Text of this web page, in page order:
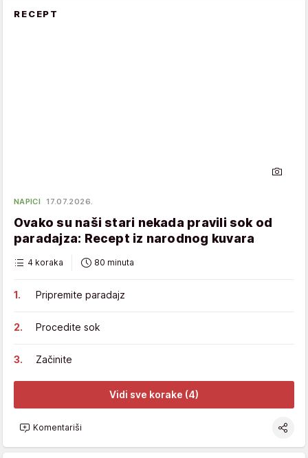
RECEPT
NAPICI 17.07.2026.
Ovako su naši stari nekada pravili sok od
paradajza: Recept iz narodnog kuvara
4 koraka 80 minuta
Pripremite paradajz
Procedite sok
Začinite
Vidi sve korake (4)
Komentariši